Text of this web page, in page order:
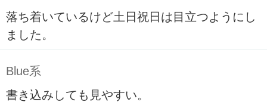
落ち着いているけど土日祝日は目立つようにし
ました。
Blue系
書き込みしても見やすい。